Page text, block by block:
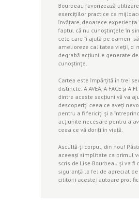
Bourbeau favorizează
exerciţiilor practice ca
învăţare, deoarece experienţa
faptul că nu cunoştinţele în
cele care îi ajută pe oameni
amelioreze calitatea vieţii, ci
degrabă acţiunile generate
cunoştinţe.
Cartea este împărţită în trei
distincte: A AVEA, A FACE şi A
dintre aceste secţiuni vă va
descoperiţi ceea ce aveţi
pentru a fi fericiţi şi a
acţiunile necesare pentru a
ceea ce vă doriţi în viaţă.
Ascultă-ţi corpul, din nou!
aceeaşi simplitate ca primul
scris de Lise Bourbeau şi va fi
siguranţă la fel de apreciat de
cititorii acestei autoare